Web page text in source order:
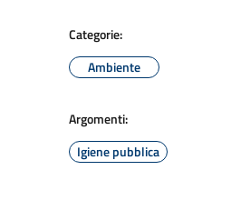
Categorie:
Ambiente
Argomenti:
Igiene pubblica